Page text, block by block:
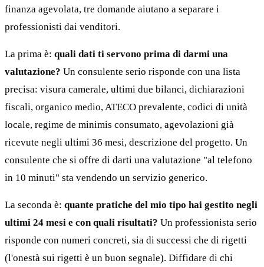
finanza agevolata, tre domande aiutano a separare i
professionisti dai venditori.
La prima è: quali dati ti servono prima di darmi una
valutazione? Un consulente serio risponde con una lista
precisa: visura camerale, ultimi due bilanci, dichiarazioni
fiscali, organico medio, ATECO prevalente, codici di unità
locale, regime de minimis consumato, agevolazioni già
ricevute negli ultimi 36 mesi, descrizione del progetto. Un
consulente che si offre di darti una valutazione "al telefono
in 10 minuti" sta vendendo un servizio generico.
La seconda è: quante pratiche del mio tipo hai gestito negli
ultimi 24 mesi e con quali risultati? Un professionista serio
risponde con numeri concreti, sia di successi che di rigetti
(l'onestà sui rigetti è un buon segnale). Diffidare di chi